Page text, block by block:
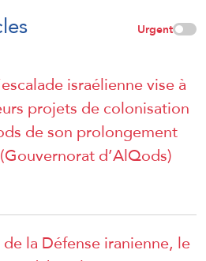
Urgent
israélienne vise à
projets de colonisation
de son prolongement
d’AlQods)
la Défense iranienne, le